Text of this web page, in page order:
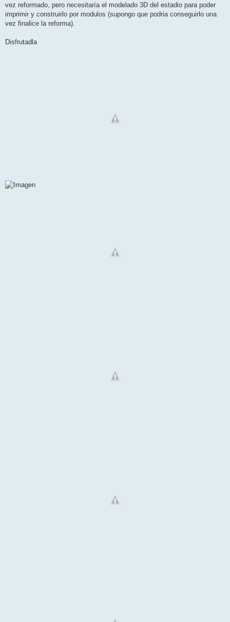
vez reformado, pero necesitaría el modelado 3D del estadio para poder
imprimir y construirlo por modulos (supongo que podria conseguirlo una
vez finalice la reforma).
Disfrutadla